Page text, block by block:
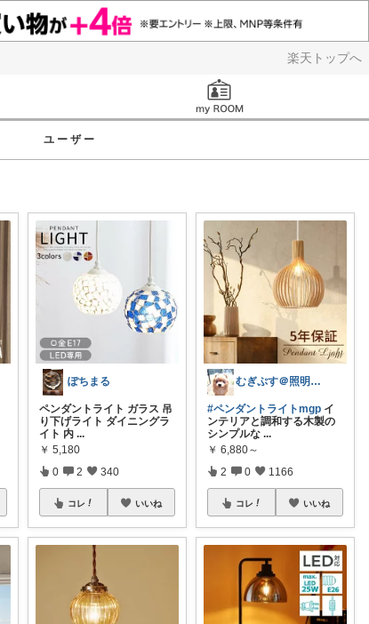
楽天トップへ
ユーザー
ぽちまる
ペンダントライト ガラス 吊
り下げライト ダイニングラ
イト 内 ...
￥ 5,180
0 2 340
コレ いいね
むぎぷす＠照明とインテリアと北欧食器
#ペンダントライトmgp イ
ンテリアと調和する木製の
シンプルな ...
￥ 6,880～
2 0 1166
コレ いいね